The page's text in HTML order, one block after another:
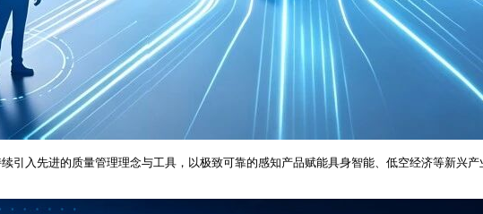
引入先进的质量管理理念与工具，以极致可靠的感知产品赋能具身智能、低空经济等新兴